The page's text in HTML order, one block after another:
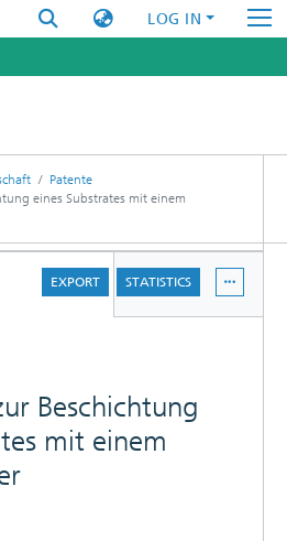
LOG IN
Patente
eines Substrates mit einem
EXPORT
STATISTICS
Beschichtung
mit einem